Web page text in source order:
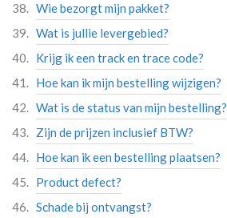
Wie bezorgt mijn pakket?
Wat is jullie levergebied?
Krijg ik een track en trace code?
Hoe kan ik mijn bestelling wijzigen?
Wat is de status van mijn bestelling?
Zijn de prijzen inclusief BTW?
Hoe kan ik een bestelling plaatsen?
Product defect?
Schade bij ontvangst?